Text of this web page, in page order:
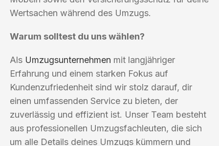
Wertsachen während des Umzugs.
Warum solltest du uns wählen?
Als Umzugsunternehmen mit langjähriger
Erfahrung und einem starken Fokus auf
Kundenzufriedenheit sind wir stolz darauf, dir
einen umfassenden Service zu bieten, der
zuverlässig und effizient ist. Unser Team besteht
aus professionellen Umzugsfachleuten, die sich
um alle Details deines Umzugs kümmern und